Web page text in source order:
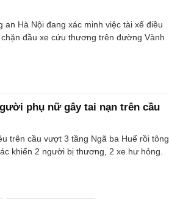
Hà Nội đang xác minh việc tài xế điều
đầu xe cứu thương trên đường Vành
phụ nữ gây tai nạn trên cầu
trên cầu vượt 3 tầng Ngã ba Huế rồi tông
khiến 2 người bị thương, 2 xe hư hỏng.